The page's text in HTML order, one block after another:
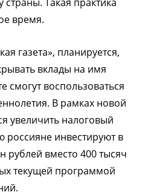
время.
газета», планируется,
вклады на имя
смогут воспользоваться
В рамках новой
увеличить налоговый
россияне инвестируют в
рублей вместо 400 тысяч
текущей программой